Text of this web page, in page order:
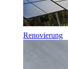
Renovierung